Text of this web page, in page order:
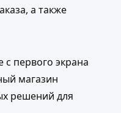
а также
первого экрана
магазин
решений для